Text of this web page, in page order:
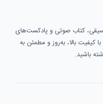
کتاب صوتی و پادکست‌های
کیفیت بالا، به‌روز و مطمئن به
باشید.